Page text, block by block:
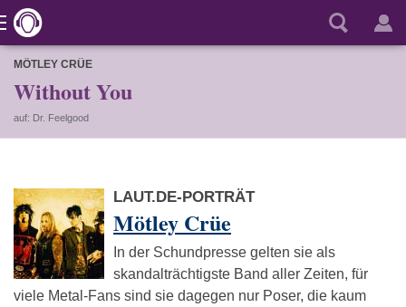
MÖTLEY CRÜE
Without You
auf: Dr. Feelgood
LAUT.DE-PORTRÄT
Mötley Crüe
In der Schundpresse gelten sie als
skandalträchtigste Band aller Zeiten, für
viele Metal-Fans sind sie dagegen nur Poser, die kaum